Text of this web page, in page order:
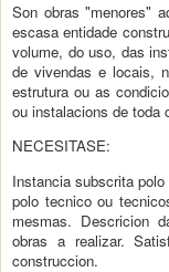
Son obras "menores"
escasa entidade
volume, do uso, das
de vivendas e locais,
estrutura ou as
ou instalacions de toda
NECESITASE:
Instancia subscrita
polo tecnico ou
mesmas. Descricion
obras a realizar.
construccion.